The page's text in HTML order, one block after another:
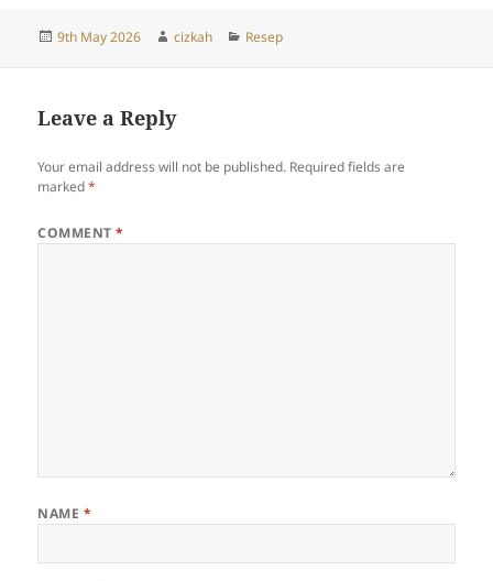
Posted
9th May 2026 Author
cizkah Categories
Resep
Leave a Reply
Your email address will not be published. Required fields are
marked*
COMMENT*
NAME *